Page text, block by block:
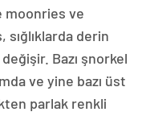
moonries ve
derin
Bazı şnorkel
ve yine bazı üst
parlak renkli